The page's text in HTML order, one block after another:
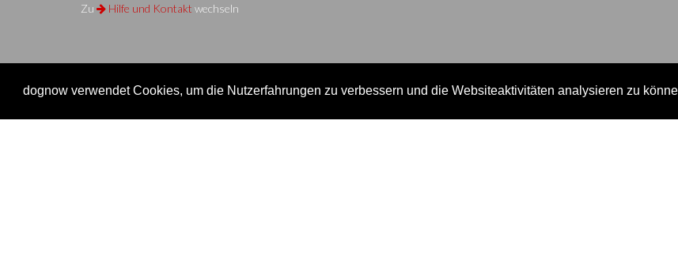
dognow verwendet Cookies, um die Nutzerfahrungen zu verbessern und die Websiteaktivitäten analysieren zu
Zu
Hilfe und Kontakt wechseln